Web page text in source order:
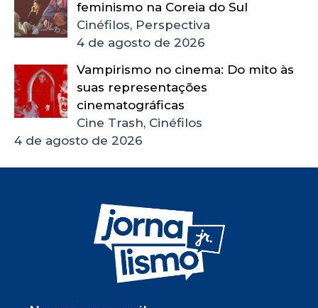
feminismo na Coreia do Sul
Cinéfilos, Perspectiva
4 de agosto de 2026
Vampirismo no cinema: Do mito às
suas representações
cinematográficas
Cine Trash, Cinéfilos
4 de agosto de 2026